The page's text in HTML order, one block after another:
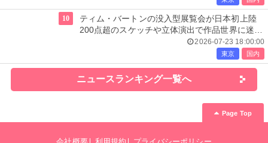
10
ティム・バートンの没入型展覧会が日本初上陸
200点超のスケッチや立体演出で作品世界に迷い
2026-07-23 18:00:00
東京 国内
ニュースランキング一覧へ
Page Top